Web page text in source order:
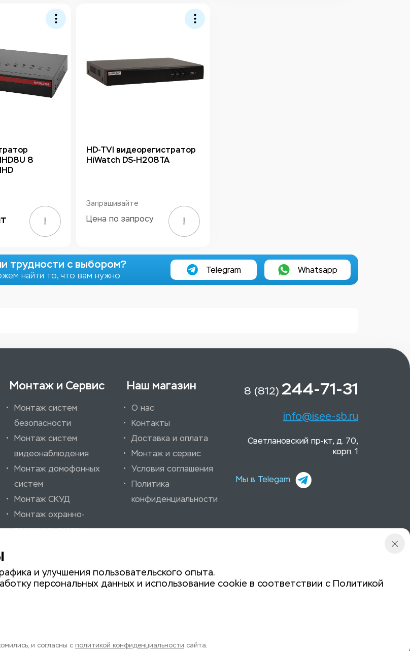
8
!
HD-TVI видеорегистратор
HiWatch DS-H208TA
Запрашивайте
Цена по запросу !
трудности с выбором?
найти то, что вам нужно
Telegram Whatsapp
Монтаж и Сервис
Монтаж систем
безопасности
Монтаж систем
видеонаблюдения
Монтаж домофонных
систем
Монтаж СКУД
Монтаж охранно-
пожарных систем
для ворот
Наш магазин
О нас
Контакты
Доставка и оплата
Монтаж и сервис
Условия соглашения
Политика
конфиденциальности
8 (812) 244-71-31
info@isee-sb.ru
Светлановский пр-кт, д. 70,
корп. 1
Мы в Telegam
и улучшения пользовательского опыта.
персональных данных и использование cookie в соответствии с Политикой
и согласны с политикой конфиденциальности сайта.